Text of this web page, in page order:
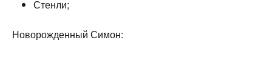
Стенли;
Новорожденный Симон: